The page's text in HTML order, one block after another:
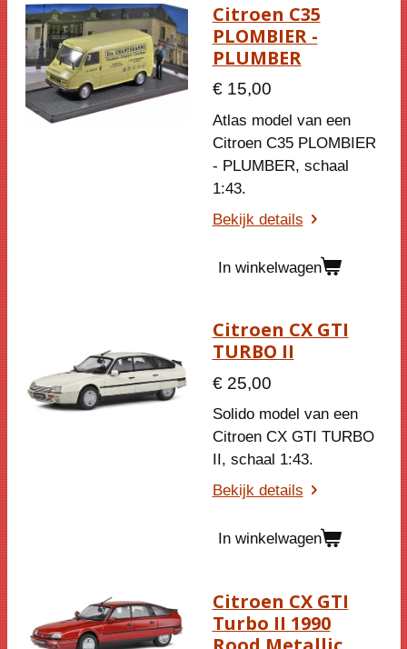
Citroen C35
PLOMBIER -
PLUMBER
€ 15,00
Atlas model van een
Citroen C35 PLOMBIER
- PLUMBER, schaal
1:43.
Bekijk details
In winkelwagen
Citroen CX GTI
TURBO II
€ 25,00
Solido model van een
Citroen CX GTI TURBO
II, schaal 1:43.
Bekijk details
In winkelwagen
Citroen CX GTI
Turbo II 1990